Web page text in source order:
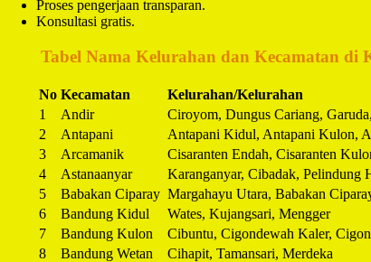
Proses pengerjaan transparan.
Konsultasi gratis.
Tabel Nama Kelurahan dan Kecamatan di
No Kecamatan
Kelurahan/Kelurahan
1
Andir
Ciroyom, Dungus Cariang,
2
Antapani
Antapani Kidul, Antapani Kulon,
3
Arcamanik
Cisaranten Endah, Cisaranten
4
Astanaanyar
Karanganyar, Cibadak, Pelindung
5
Babakan Ciparay Margahayu Utara, Babakan
6
Bandung Kidul
Wates, Kujangsari, Mengger
7
Bandung Kulon
Cibuntu, Cigondewah Kaler,
8
Bandung Wetan Cihapit, Tamansari, Merdeka